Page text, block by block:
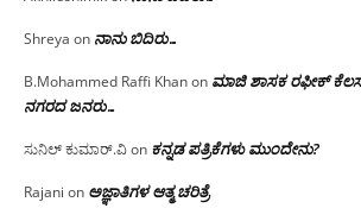
Shreya on ನಾನು ಬಿದಿರು…
B.Mohammed Raffi Khanon ಮಾಜಿ ಶಾಸಕ ರಫೀಕ್
ನಗರದ ಜನರು…
ಸುನಿಲ್ ಕುಮಾರ್.ವಿon ಕನ್ನಡ ಪತ್ರಿಕೆಗಳು ಮುಂದೇನು?
Rajani on ಅಜ್ಞಾತಿಗಳ ಆತ್ಮ ಚರಿತ್ರೆ